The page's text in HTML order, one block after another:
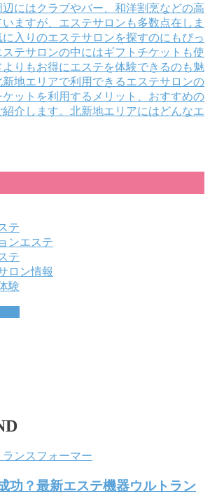
にはクラブやバー、和洋割烹などの高
ますが、エステサロンも多数点在しま
入りのエステサロンを探すのにもぴっ
テサロンの中にはギフトチケットも使
りもお得にエステを体験できるのも魅
地エリアで利用できるエステサロンの
ットを利用するメリット、おすすめの
介します。北新地エリアにはどんなエ
テ
ンエステ
テ
ロン情報
験
功？最新エステ機器ウルトラン